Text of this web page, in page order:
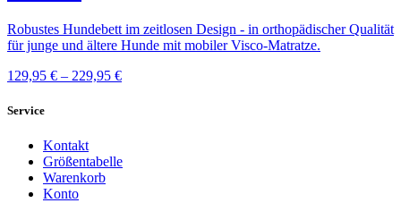
Robustes Hundebett im zeitlosen Design - in orthopädischer Qualität
für junge und ältere Hunde mit mobiler Visco-Matratze.
129,95 € – 229,95 €
Service
Kontakt
Größentabelle
Warenkorb
Konto